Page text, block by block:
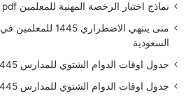
نماذج اختبار الرخصة المهنية للمعلمين pdf
متى ينتهي الاضطراري 1445 للمعلمين في
السعودية
جدول اوقات الدوام الشتوي للمدارس 1445 الدمام
جدول اوقات الدوام الشتوي للمدارس 1445 حائل